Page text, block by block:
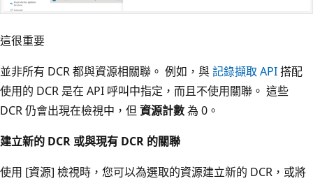
這很重要
並非所有 DCR 都與資源相關聯。 例如，與記錄擷取 API搭配
使用的 DCR 是在 API 呼叫中指定，而且不使用關聯。 這些
DCR 仍會出現在檢視中，但 資源計數為 0。
建立新的 DCR 或與現有 DCR 的關聯
使用 [資源] 檢視時，您可以為選取的資源建立新的 DCR，或將